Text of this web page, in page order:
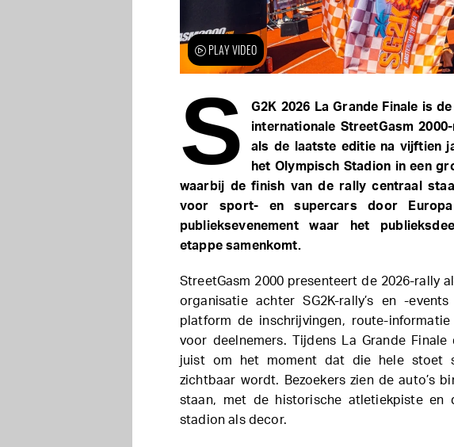
PLAY VIDEO
S
G2K 2026 La Grande Finale is
internationale StreetGasm
als de laatste editie na vijftien
het Olympisch Stadion in een
waarbij de finish van de rally centraal
voor sport- en supercars door
publieksevenement waar het
etappe samenkomt.
StreetGasm 2000 presenteert de 2026-rally
organisatie achter SG2K-rally’s en -
platform de inschrijvingen, route-informatie
voor deelnemers. Tijdens La Grande
juist om het moment dat die hele stoet
zichtbaar wordt. Bezoekers zien de auto’s
staan, met de historische atletiekpiste en
stadion als decor.